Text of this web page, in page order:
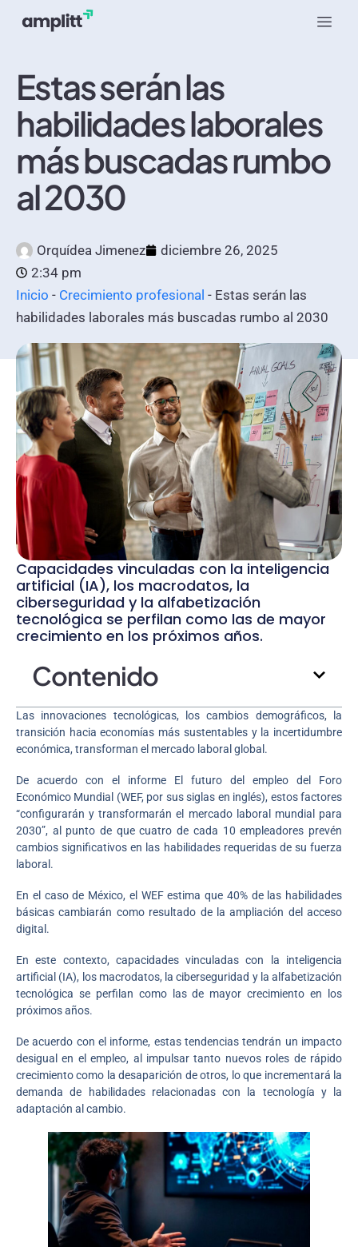
Estas serán las
habilidades laborales
más buscadas rumbo
al 2030
Orquídea Jimenez
diciembre 26, 2025
2:34 pm
Inicio - Crecimiento profesional - Estas serán las
habilidades laborales más buscadas rumbo al 2030
Capacidades vinculadas con la inteligencia
artificial (IA), los macrodatos, la
ciberseguridad y la alfabetización
tecnológica se perfilan como las de mayor
crecimiento en los próximos años.
Contenido
Las innovaciones tecnológicas, los cambios demográficos, la
transición hacia economías más sustentables y la incertidumbre
económica, transforman el mercado laboral global.
De acuerdo con el informe El futuro del empleo del Foro
Económico Mundial (WEF, por sus siglas en inglés), estos factores
“configurarán y transformarán el mercado laboral mundial para
2030”, al punto de que cuatro de cada 10 empleadores prevén
cambios significativos en las habilidades requeridas de su fuerza
laboral.
En el caso de México, el WEF estima que 40% de las habilidades
básicas cambiarán como resultado de la ampliación del acceso
digital.
En este contexto, capacidades vinculadas con la inteligencia
artificial (IA), los macrodatos, la ciberseguridad y la alfabetización
tecnológica se perfilan como las de mayor crecimiento en los
próximos años.
De acuerdo con el informe, estas tendencias tendrán un impacto
desigual en el empleo, al impulsar tanto nuevos roles de rápido
crecimiento como la desaparición de otros, lo que incrementará la
demanda de habilidades relacionadas con la tecnología y la
adaptación al cambio.